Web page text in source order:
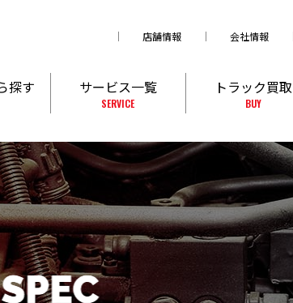
店舗情報 会社情報
探す サービス一覧
SERVICE
トラック買取
BUY